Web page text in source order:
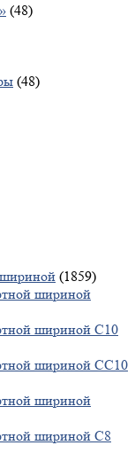
(48)
(48)
шириной (1859)
шириной
шириной С10
шириной СС10
шириной
шириной С8